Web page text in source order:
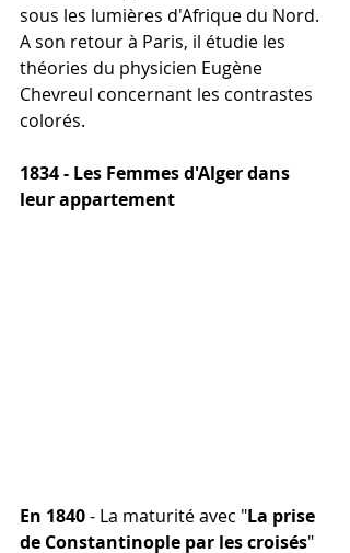
sous les lumières d'Afrique du Nord.
A son retour à Paris, il étudie les
théories du physicien Eugène
Chevreul concernant les contrastes
colorés.
1834 - Les Femmes d'Alger dans
leur appartement
En 1840 - La maturité avec "La prise
de Constantinople par les croisés"